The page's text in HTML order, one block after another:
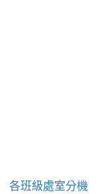
各班級處室分機